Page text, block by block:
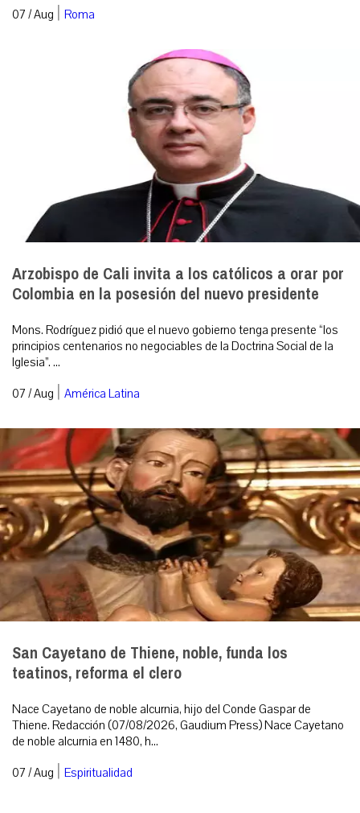
07 / Aug | Roma
Arzobispo de Cali invita a los católicos a orar por
Colombia en la posesión del nuevo presidente
Mons. Rodríguez pidió que el nuevo gobierno tenga presente “los
principios centenarios no negociables de la Doctrina Social de la
Iglesia”. ...
07 / Aug | América Latina
San Cayetano de Thiene, noble, funda los
teatinos, reforma el clero
Nace Cayetano de noble alcurnia, hijo del Conde Gaspar de
Thiene. Redacción (07/08/2026, Gaudium Press) Nace Cayetano
de noble alcurnia en 1480, h...
07 / Aug | Espiritualidad